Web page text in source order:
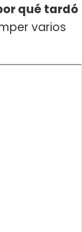
qué tardó
varios